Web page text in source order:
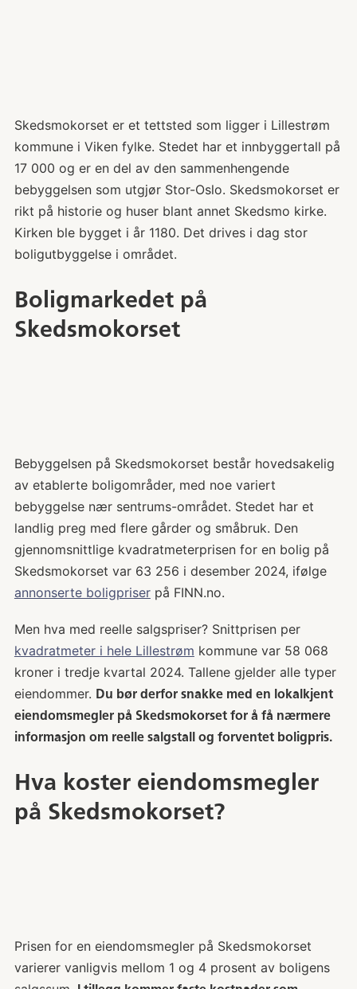
Skedsmokorset er et tettsted som ligger i Lillestrøm
kommune i Viken fylke. Stedet har et innbyggertall på
17 000 og er en del av den sammenhengende
bebyggelsen som utgjør Stor-Oslo. Skedsmokorset er
rikt på historie og huser blant annet Skedsmo kirke.
Kirken ble bygget i år 1180. Det drives i dag stor
boligutbyggelse i området.
Boligmarkedet på
Skedsmokorset
Bebyggelsen på Skedsmokorset består hovedsakelig
av etablerte boligområder, med noe variert
bebyggelse nær sentrums-området. Stedet har et
landlig preg med flere gårder og småbruk. Den
gjennomsnittlige kvadratmeterprisen for en bolig på
Skedsmokorset var 63 256 i desember 2024, ifølge
annonserte boligpriserpå FINN.no.
Men hva med reelle salgspriser? Snittprisen per
kvadratmeter i hele Lillestrøm kommune var 58 068
kroner i tredje kvartal 2024. Tallene gjelder alle typer
eiendommer. Du bør derfor snakke med en lokalkjent
eiendomsmegler på Skedsmokorset for å få nærmere
informasjon om reelle salgstall og forventet boligpris.
Hva koster eiendomsmegler
på Skedsmokorset?
Prisen for en eiendomsmegler på Skedsmokorset
varierer vanligvis mellom 1 og 4 prosent av boligens